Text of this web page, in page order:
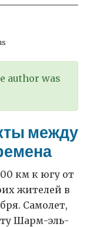
author was
между
км к югу от
жителей в
Самолет,
Шарм-эль-